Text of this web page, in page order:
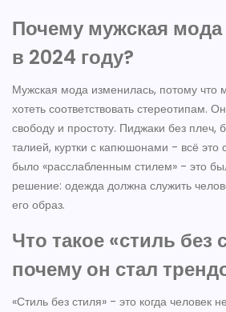
Почему мужская мода
в 2024 году?
Мужская мода изменилась, потому что
хотеть соответствовать стереотипам.
свободу и простоту. Пиджаки без плеч,
талией, куртки с капюшонами - всё это
было «расслабленным стилем» - это
решение: одежда должна служить
его образ.
Что такое «стиль без
почему он стал
«Стиль без стиля» - это когда человек